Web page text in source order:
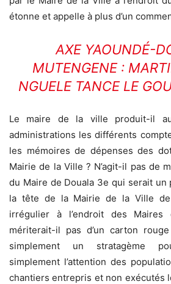
étonne et appelle à plus d’un
AXE YAOUNDÉ-
MUTENGENE :
NGUELE TANCE LE
Le maire de la ville produit-il
administrations les différents
les mémoires de dépenses des
Mairie de la Ville ? N’agit-il pas de
du Maire de Douala 3e qui serait
la tête de la Mairie de la Ville
irrégulier à l’endroit des Maires
mériterait-il pas d’un carton
simplement un stratagème
simplement l’attention des
chantiers entrepris et non exécutés